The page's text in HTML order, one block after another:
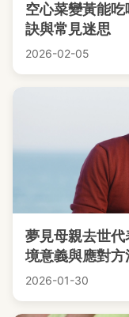
空心菜變黃能
訣與常見迷思
2026-02-05
夢見母親去世
境意義與應對方
2026-01-30